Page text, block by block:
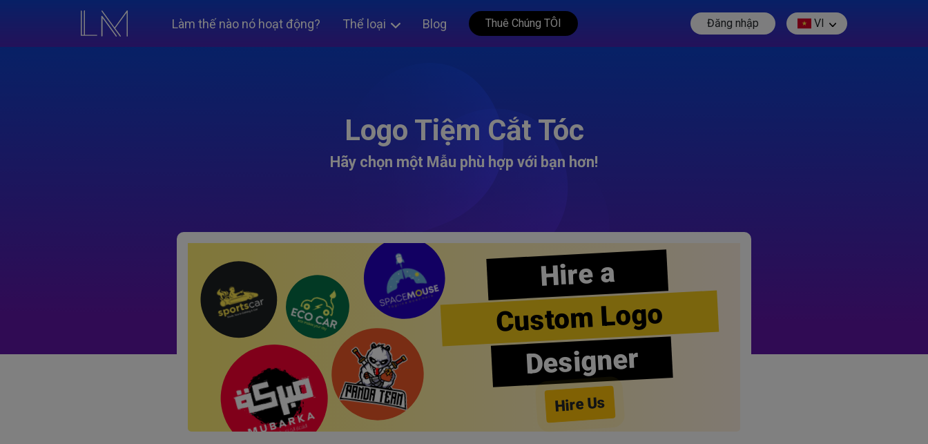
Làm thế nào nó hoạt động? Thể loại Blog Thuê Chúng TÔI Đăng nhập VI
Logo Tiệm Cắt Tóc
Hãy chọn một Mẫu phù hợp với bạn hơn!
Hire a
Custom Logo
Designer
Hire Us